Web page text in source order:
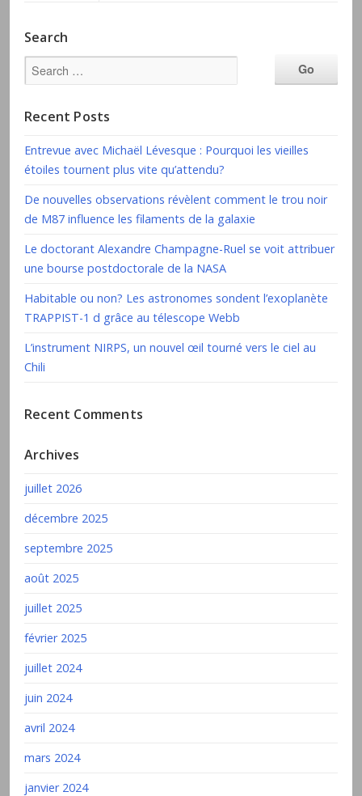
Search
Recent Posts
Entrevue avec Michaël Lévesque : Pourquoi les vieilles
étoiles tournent plus vite qu’attendu?
De nouvelles observations révèlent comment le trou noir
de M87 influence les filaments de la galaxie
Le doctorant Alexandre Champagne-Ruel se voit attribuer
une bourse postdoctorale de la NASA
Habitable ou non? Les astronomes sondent l’exoplanète
TRAPPIST-1 d grâce au télescope Webb
L’instrument NIRPS, un nouvel œil tourné vers le ciel au
Chili
Recent Comments
Archives
juillet 2026
décembre 2025
septembre 2025
août 2025
juillet 2025
février 2025
juillet 2024
juin 2024
avril 2024
mars 2024
janvier 2024